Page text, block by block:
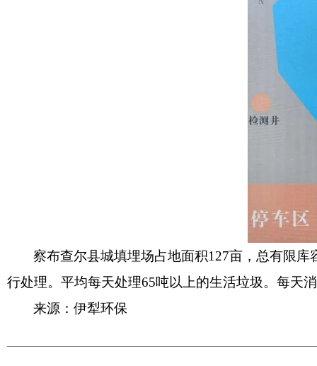
察布查尔县城填埋场占地面积127亩，总有限
行处理。平均每天处理65吨以上的生活垃圾。每天
来源：伊犁环保